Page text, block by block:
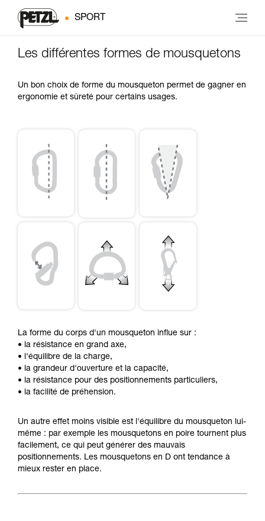
SPORT
Les différentes formes de mousquetons
Un bon choix de forme du mousqueton permet de gagner en
ergonomie et sûreté pour certains usages.
La forme du corps d'un mousqueton influe sur :
• la résistance en grand axe,
• l'équilibre de la charge,
• la grandeur d'ouverture et la capacité,
• la résistance pour des positionnements particuliers,
• la facilité de préhension.
Un autre effet moins visible est l'équilibre du mousqueton lui-
même : par exemple les mousquetons en poire tournent plus
facilement, ce qui peut générer des mauvais
positionnements. Les mousquetons en D ont tendance à
mieux rester en place.